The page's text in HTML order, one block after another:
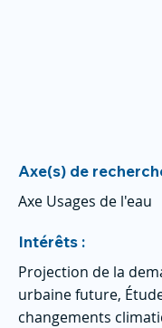
Axe(s) de
Axe Usages de l'eau
Intérêts :
Projection de la
urbaine future,
changements